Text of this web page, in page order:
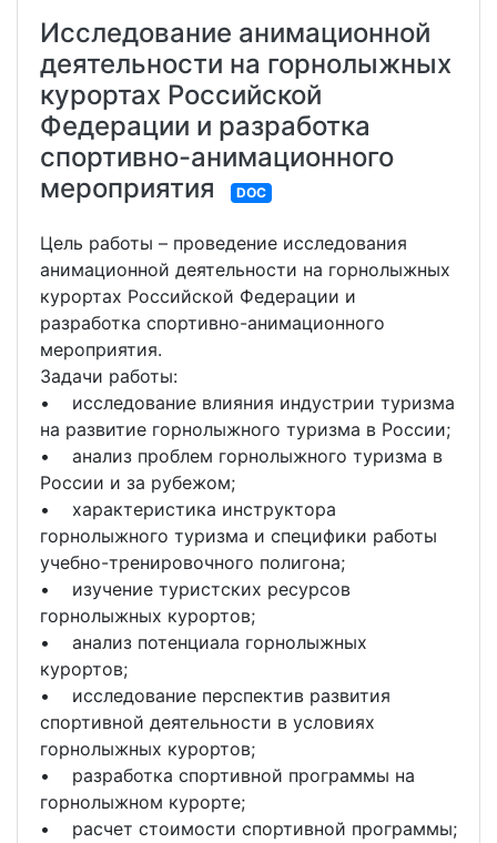
Исследование анимационной
деятельности на горнолыжных
курортах Российской
Федерации и разработка
спортивно-анимационного
мероприятия
DOC
Цель работы – проведение исследования
анимационной деятельности на горнолыжных
курортах Российской Федерации и
разработка спортивно-анимационного
мероприятия.
Задачи работы:
• исследование влияния индустрии туризма
на развитие горнолыжного туризма в России;
• анализ проблем горнолыжного туризма в
России и за рубежом;
• характеристика инструктора
горнолыжного туризма и специфики работы
учебно-тренировочного полигона;
• изучение туристских ресурсов
горнолыжных курортов;
• анализ потенциала горнолыжных
курортов;
• исследование перспектив развития
спортивной деятельности в условиях
горнолыжных курортов;
• разработка спортивной программы на
горнолыжном курорте;
• расчет стоимости спортивной программы;